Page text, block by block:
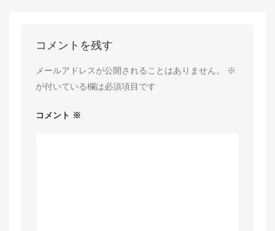
コメントを残す
メールアドレスが公開されることはありません。
※
が付いている欄は必須項目です
コメント ※